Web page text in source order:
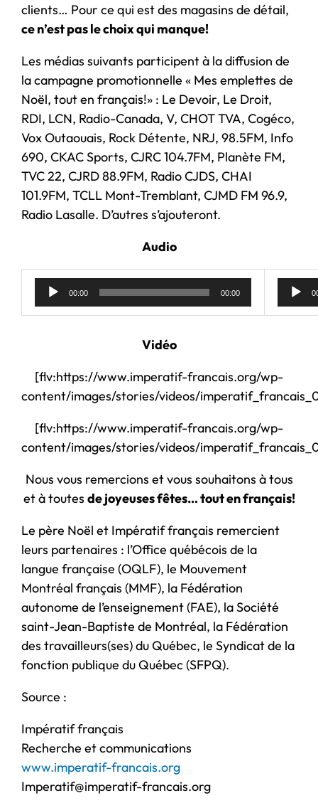
clients… Pour ce qui est des magasins de détail,
ce n’est pas le choix qui manque!
Les médias suivants participent à la diffusion de
la campagne promotionnelle « Mes emplettes de
Noël, tout en français!» : Le Devoir, Le Droit,
RDI, LCN, Radio-Canada, V, CHOT TVA, Cogéco,
Vox Outaouais, Rock Détente, NRJ, 98.5FM, Info
690, CKAC Sports, CJRC 104.7FM, Planète FM,
TVC 22, CJRD 88.9FM, Radio CJDS, CHAI
101.9FM, TCLL Mont-Tremblant, CJMD FM 96.9,
Radio Lasalle. D’autres s’ajouteront.
Audio
Lecteur
audio
00:00 00:00
Vidéo
[flv:https://www.imperatif-francais.org/wp-
content/images/stories/videos/
[flv:https://www.imperatif-francais.org/wp-
content/images/stories/videos/
Nous vous remercions et vous souhaitons à tous
et à toutes de joyeuses fêtes… tout en français!
Le père Noël et Impératif français remercient
leurs partenaires : l’Office québécois de la
langue française (OQLF), le Mouvement
Montréal français (MMF), la Fédération
autonome de l’enseignement (FAE), la Société
saint-Jean-Baptiste de Montréal, la Fédération
des travailleurs(ses) du Québec, le Syndicat de la
fonction publique du Québec (SFPQ).
Source :
Impératif français
Recherche et communications
www.imperatif-francais.org
Imperatif@imperatif-francais.org